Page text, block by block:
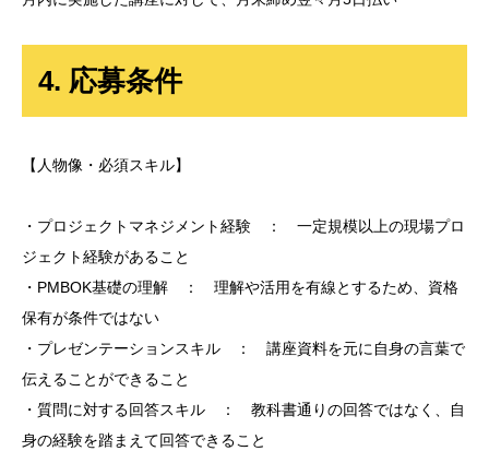
4. 応募条件
【人物像・必須スキル】
・プロジェクトマネジメント経験 ： 一定規模以上の現場プロ
ジェクト経験があること
・PMBOK基礎の理解 ： 理解や活用を有線とするため、資格
保有が条件ではない
・プレゼンテーションスキル ： 講座資料を元に自身の言葉で
伝えることができること
・質問に対する回答スキル ： 教科書通りの回答ではなく、自
身の経験を踏まえて回答できること